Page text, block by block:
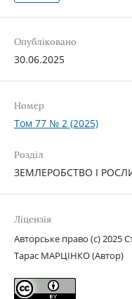
Опубліковано
30.06.2025
Номер
Том 77 № 2 (2025)
Розділ
ЗЕМЛЕРОБСТВО І
Ліцензія
Авторське право (c) 2025
Тарас МАРЦІНКО (Автор)